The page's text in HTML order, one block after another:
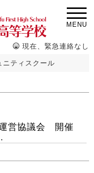
MENU
現在、緊急連絡なし
ニティスクール
営協議会 開催